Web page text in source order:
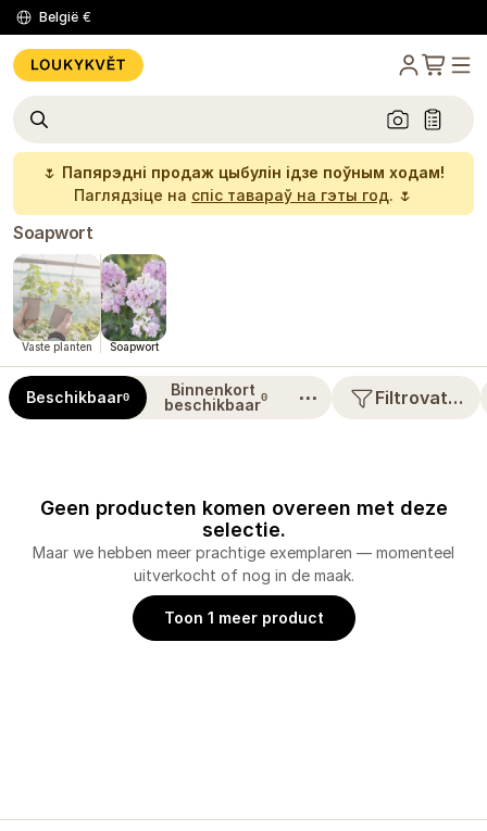
België €
🌷 Папярэдні продаж цыбулін ідзе поўным ходам!
Паглядзіце на спіс тавараў на гэты год. 🌷
Soapwort
Vaste planten Soapwort
Beschikbaar0
Binnenkort
beschikbaar0 ⋯ Filtrovat…
Geen producten komen overeen met deze
selectie.
Maar we hebben meer prachtige exemplaren — momenteel
uitverkocht of nog in de maak.
Toon 1 meer product